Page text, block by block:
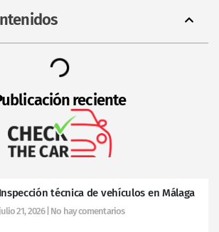
reciente
Inspección técnica de vehículos en Málaga
julio 21, 2026 No hay comentarios